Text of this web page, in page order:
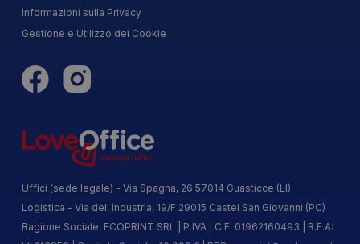
Informazioni sulla Privacy
Gestione e Utilizzo dei Cookie
Uffici (sede legale) - Via Spagna, 26 57014 Guasticce (LI)
Logistica - Via dell Industria, 19/F 29015 Castel San Giovanni (PC)
Ragione Sociale: ECOPRINT SRL | P.IVA | C.F. 01962160493 | R.E.A: